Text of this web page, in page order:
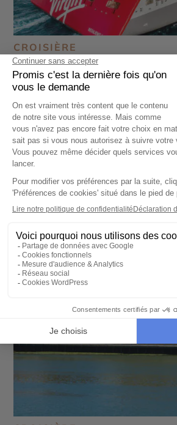
CROISIÈRE
La Méditerranée décontractée
Voyages
9 jours - À partir de 2900 € /
Palma de Majorque - Barcelone